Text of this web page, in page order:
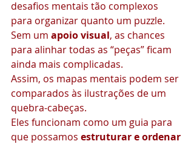
desafios mentais tão complexos
para organizar quanto um puzzle.
Sem um apoio visual, as chances
para alinhar todas as “peças” ficam
ainda mais complicadas.
Assim, os mapas mentais podem ser
comparados às ilustrações de um
quebra-cabeças.
Eles funcionam como um guia para
que possamos estruturar e ordenar